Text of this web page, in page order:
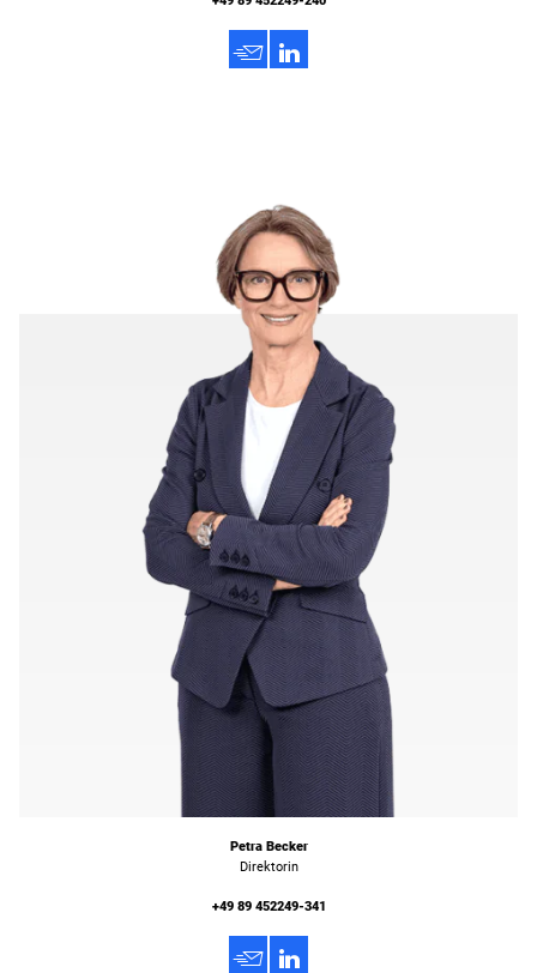
h 3
Petra Becker
Direktorin
+49 89 452249-341
h 3